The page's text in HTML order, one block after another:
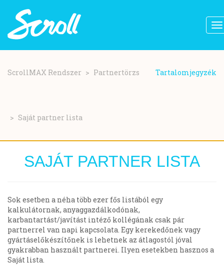
tartalomra
Tartalomjegyzék
ScrollMAX Rendszer Partnertörzs
Saját partner lista
SAJÁT PARTNER LISTA
Sok esetben a néha több ezer fős listából egy
kalkulátornak, anyaggazdálkodónak,
karbantartást/javítást intéző kollégának csak pár
partnerrel van napi kapcsolata. Egy kerekedőnek vagy
gyártáselőkészítőnek is lehetnek az átlagostól jóval
gyakrabban használt partnerei. Ilyen esetekben hasznos a
Saját lista.